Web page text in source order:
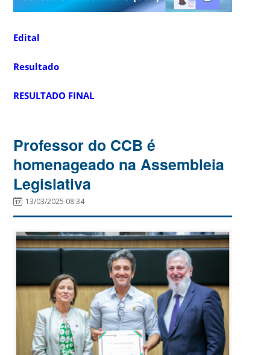
Edital
Resultado
RESULTADO FINAL
Professor do CCB é
homenageado na Assembleia
Legislativa
13/03/2025 08:34